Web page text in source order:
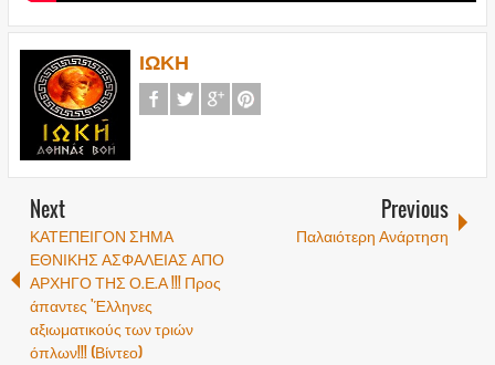
ΙΩΚΗ
Next
ΚΑΤΕΠΕΙΓΟΝ ΣΗΜΑ
ΕΘΝΙΚΗΣ ΑΣΦΑΛΕΙΑΣ ΑΠΟ
ΑΡΧΗΓΟ ΤΗΣ Ο.Ε.Α !!! Προς
άπαντες 'Έλληνες
αξιωματικούς των τριών
όπλων!!! (Βίντεο)
Previous
Παλαιότερη Ανάρτηση